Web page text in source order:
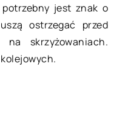
jest znak o
ostrzegać przed
skrzyżowaniach.